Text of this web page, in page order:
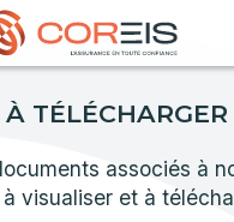
TÉLÉCHARGER
associés à
visualiser et à